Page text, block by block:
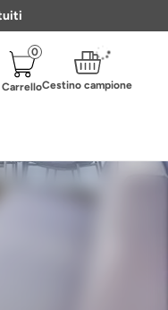
0
CarrelloCestino campione